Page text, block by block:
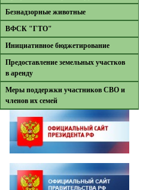
Безнадзорные животные
ВФСК "ГТО"
Инициативное бюджетирование
Предоставление земельных участков
в аренду
Меры поддержки участников СВО и
членов их семей